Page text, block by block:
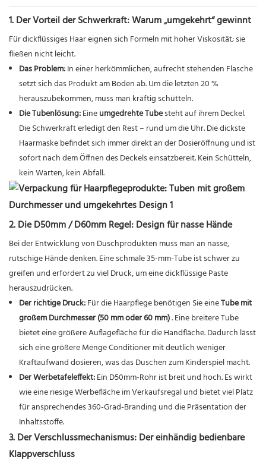
1. Der Vorteil der Schwerkraft: Warum „umgekehrt“ gewinnt
Für dickflüssiges Haar eignen sich Formeln mit hoher Viskosität; sie
fließen nicht leicht.
Das Problem:In einer herkömmlichen, aufrecht stehenden Flasche
setzt sich das Produkt am Boden ab. Um die letzten 20 %
herauszubekommen, muss man kräftig schütteln.
Die Tubenlösung:Eineumgedrehte Tubesteht auf ihrem Deckel.
Die Schwerkraft erledigt den Rest – rund um die Uhr. Die dickste
Haarmaske befindet sich immer direkt an der Dosieröffnung und ist
sofort nach dem Öffnen des Deckels einsatzbereit. Kein Schütteln,
kein Warten, kein Abfall.
2. Die D50mm / D60mm Regel: Design für nasse Hände
Bei der Entwicklung von Duschprodukten muss man an nasse,
rutschige Hände denken. Eine schmale 35-mm-Tube ist schwer zu
greifen und erfordert zu viel Druck, um eine dickflüssige Paste
herauszudrücken.
Der richtige Druck:Für die Haarpflege benötigen Sie eineTube mit
großem Durchmesser (50 mm oder 60 mm). Eine breitere Tube
bietet eine größere Auflagefläche für die Handfläche. Dadurch lässt
sich eine größere Menge Conditioner mit deutlich weniger
Kraftaufwand dosieren, was das Duschen zum Kinderspiel macht.
Der Werbetafeleffekt:Ein D50mm-Rohr ist breit und hoch. Es wirkt
wie eine riesige Werbefläche im Verkaufsregal und bietet viel Platz
für ansprechendes 360-Grad-Branding und die Präsentation der
Inhaltsstoffe.
3. Der Verschlussmechanismus: Der einhändig bedienbare
Klappverschluss